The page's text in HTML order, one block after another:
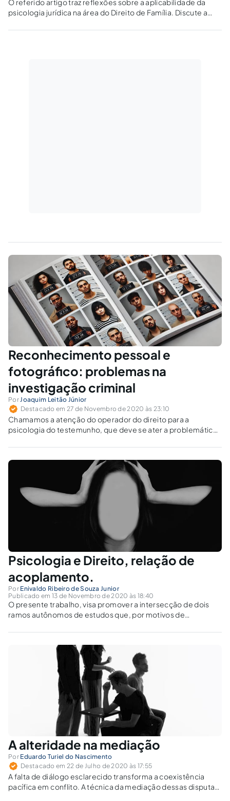
O referido artigo traz reflexões sobre a aplicabilidade da
psicologia jurídica na área do Direito de Família. Discute a
legislações e normas numa abordagem interdisciplinar.
Reconhecimento pessoal e
fotográfico: problemas na
investigação criminal
PorJoaquim Leitão Júnior
Destacado em 27 de Novembro de 2020 às 23:10
Chamamos a atenção do operador do direito para a
psicologia do testemunho, que deve se ater a problemáticas
tragam injustiças (erros policiais/erros judiciais).
Psicologia e Direito, relação de
acoplamento.
Por Enivaldo Ribeiro de Souza Junior
Publicado em 13 de Novembro de 2020 às 18:40
O presente trabalho, visa promover a intersecção de dois
ramos autônomos de estudos que, por motivos de
interpretação dos aplicadores do direito, notadamente pela
matéria aplicada à psicologia.
A alteridade na mediação
Por Eduardo Turiel do Nascimento
Destacado em 22 de Julho de 2020 às 17:55
A falta de diálogo esclarecido transforma a coexistência
pacífica em conflito. A técnica da mediação dessas disputas